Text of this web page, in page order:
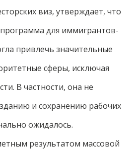
виз, утверждает, что
для иммигрантов-
привлечь значительные
сферы, исключая
В частности, она не
и сохранению рабочих
ожидалось.
результатом массовой